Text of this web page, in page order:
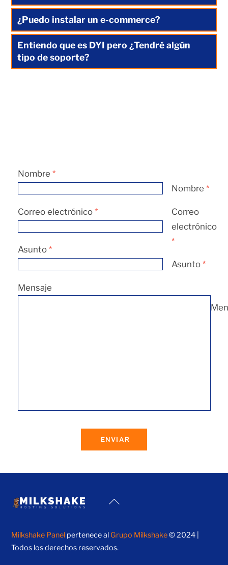
¿Puedo instalar un e-commerce?
Entiendo que es DYI pero ¿Tendré algún
tipo de soporte?
Nombre *
Nombre *
Correo electrónico *
Correo
electrónico
*
Asunto *
Asunto *
Mensaje
ENVIAR
Back
Milkshake Panel pertenece al Grupo Milkshake© 2024 |
Todos los derechos reservados.